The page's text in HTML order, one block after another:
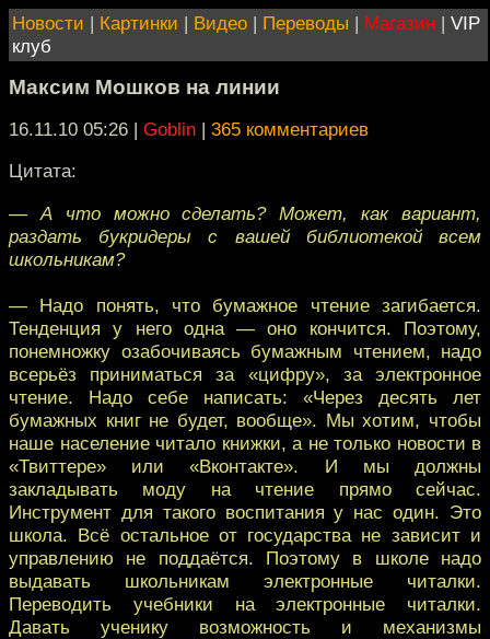
Новости | Картинки | Видео | Переводы | Магазин | VIP
клуб
Максим Мошков на линии
16.11.10 05:26 | Goblin | 365 комментариев
Цитата:
— А что можно сделать? Может, как вариант,
раздать букридеры с вашей библиотекой всем
школьникам?
— Надо понять, что бумажное чтение загибается.
Тенденция у него одна — оно кончится. Поэтому,
понемножку озабочиваясь бумажным чтением, надо
всерьёз приниматься за «цифру», за электронное
чтение. Надо себе написать: «Через десять лет
бумажных книг не будет, вообще». Мы хотим, чтобы
наше население читало книжки, а не только новости в
«Твиттере» или «Вконтакте». И мы должны
закладывать моду на чтение прямо сейчас.
Инструмент для такого воспитания у нас один. Это
школа. Всё остальное от государства не зависит и
управлению не поддаётся. Поэтому в школе надо
выдавать школьникам электронные читалки.
Переводить учебники на электронные читалки.
Давать ученику возможность и механизмы